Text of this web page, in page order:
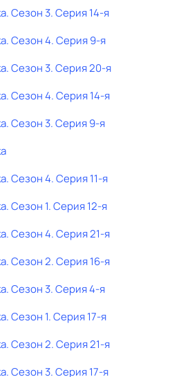
. Сезон 3. Серия 14-я
. Сезон 4. Серия 9-я
. Сезон 3. Серия 20-я
. Сезон 4. Серия 14-я
. Сезон 3. Серия 9-я
. Сезон 4. Серия 11-я
. Сезон 1. Серия 12-я
. Сезон 4. Серия 21-я
. Сезон 2. Серия 16-я
. Сезон 3. Серия 4-я
. Сезон 1. Серия 17-я
. Сезон 2. Серия 21-я
. Сезон 3. Серия 17-я